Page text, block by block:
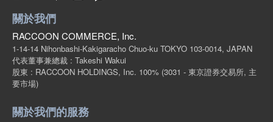
關於我們
RACCOON COMMERCE, Inc.
1-14-14 Nihonbashi-Kakigaracho Chuo-ku TOKYO 103-0014, JAPAN
代表董事兼總裁 : Takeshi Wakui
股東 : RACCOON HOLDINGS, Inc. 100% (3031 - 東京證券交易所, 主
要市場)
關於我們的服務